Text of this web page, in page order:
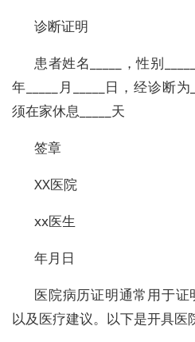
诊断证明
患者姓名_____，性别
年_____月_____日，经诊断
须在家休息_____天
签章
XX医院
xx医生
年月日
医院病历证明通常用于
以及医疗建议。以下是开具医